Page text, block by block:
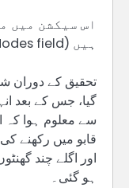
اس سیکشن میں
ہیں (Related Nodes field)
تحقیق کے دوران
گیا، جس کے بعد
سے معلوم ہوا
قابو میں رکھنے
اور اگلے چند
ہو گئی۔